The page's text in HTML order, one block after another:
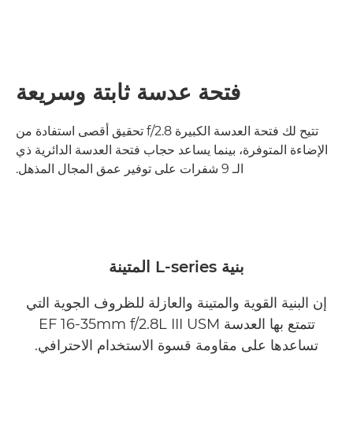
فتحة عدسة ثابتة وسريعة
تتيح لك فتحة العدسة الكبيرة f/2.8 تحقيق أقصى استفادة من
الإضاءة المتوفرة، بينما يساعد حجاب فتحة العدسة الدائرية ذي
الـ 9 شفرات على توفير عمق المجال المذهل.
بنية L-series المتينة
إن البنية القوية والمتينة والعازلة للظروف الجوية التي
تتمتع بها العدسة EF 16-35mm f/2.8L III USM
تساعدها على مقاومة قسوة الاستخدام الاحترافي.